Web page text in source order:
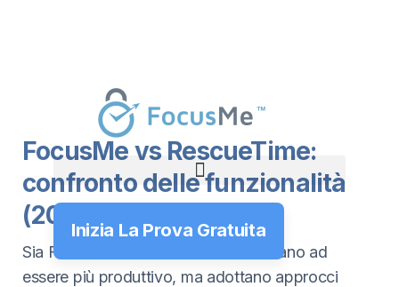
Inizia La Prova Gratuita
FocusMe vs RescueTime:
confronto delle funzionalità
(2026)
Sia FocusMe che RescueTime ti aiutano ad
essere più produttivo, ma adottano approcci